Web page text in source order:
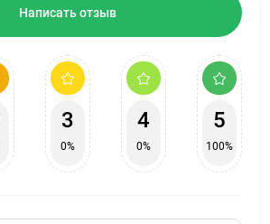
Написать отзыв
3
0%
4
0%
5
100%